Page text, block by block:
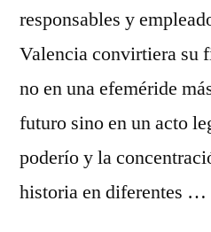
responsables y
Valencia convirtiera su
no en una efeméride
futuro sino en un acto
poderío y la
historia en diferentes …